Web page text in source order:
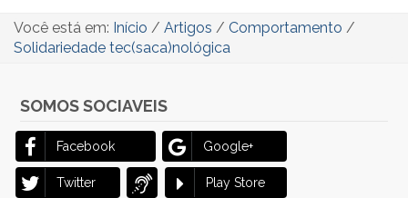
Você está em: Início / Artigos / Comportamento /
Solidariedade tec(saca)nológica
SOMOS SOCIAVEIS
Facebook Google+
Twitter Play Store